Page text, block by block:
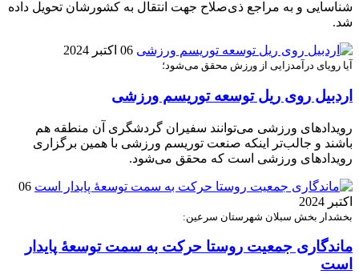
شناسایی و به مراجع ذی‌صلاح جهت انتقال به کشورشان تحویل داده
شد.
06 اکتبر 2024
آیا رویای درآمدزایی از ورزش محقق می‌شود؛
اردبیل روی ریل توسعه توریسم ورزشی
رویدادهای ورزشی می‌توانند سفیران گردشگری آن منطقه هم
باشند و جالب‌تر اینکه صنعت توریسم ورزشی با همین برگزاری
رویدادهای ورزشی است که محقق می‌شود.
06
اکتبر 2024
بخشدار بخش سبلان شهرستان سرعین:
ماندگاری جمعیت روستا حرکت به سمت توسعهٔ پایدار
است